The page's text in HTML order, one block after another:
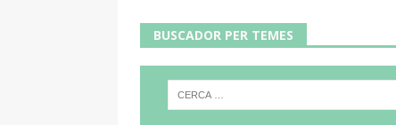
BUSCADOR PER TEMES